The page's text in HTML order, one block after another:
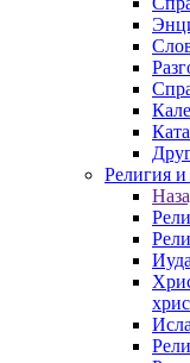
Религия и